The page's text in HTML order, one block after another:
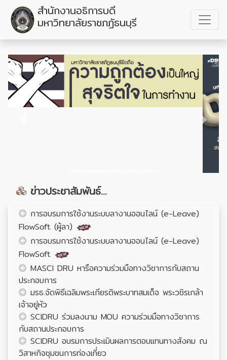
Next
ข่าวประชาสัมพันธ์...
การอบรมการใช้งานระบบลางานออนไลน์ (e-Leave)
FlowSoft (ผู้ลา)
การอบรมการใช้งานระบบลางานออนไลน์ (e-Leave)
FlowSoft
MASCI DRU หารือความร่วมมือทางวิชาการกับสถาน
ประกอบการ
มรธ.จัดพิธีเฉลิมพระเกียรติพระบาทสมเด็จ พระวชิรเกล้า
เจ้าอยู่หัว
SCIDRU ร่วมลงนาม MOU ความร่วมมือทางวิชาการ
กับสถานประกอบการ
SCIDRU อบรมการประเมินผลการตอบแทนทางสังคม ณ
วิสาหกิจชุมชนการท่องเที่ยว
สำนักงานอธิการบดี
มหาวิทยาลัยราชภฏัธนบุรี